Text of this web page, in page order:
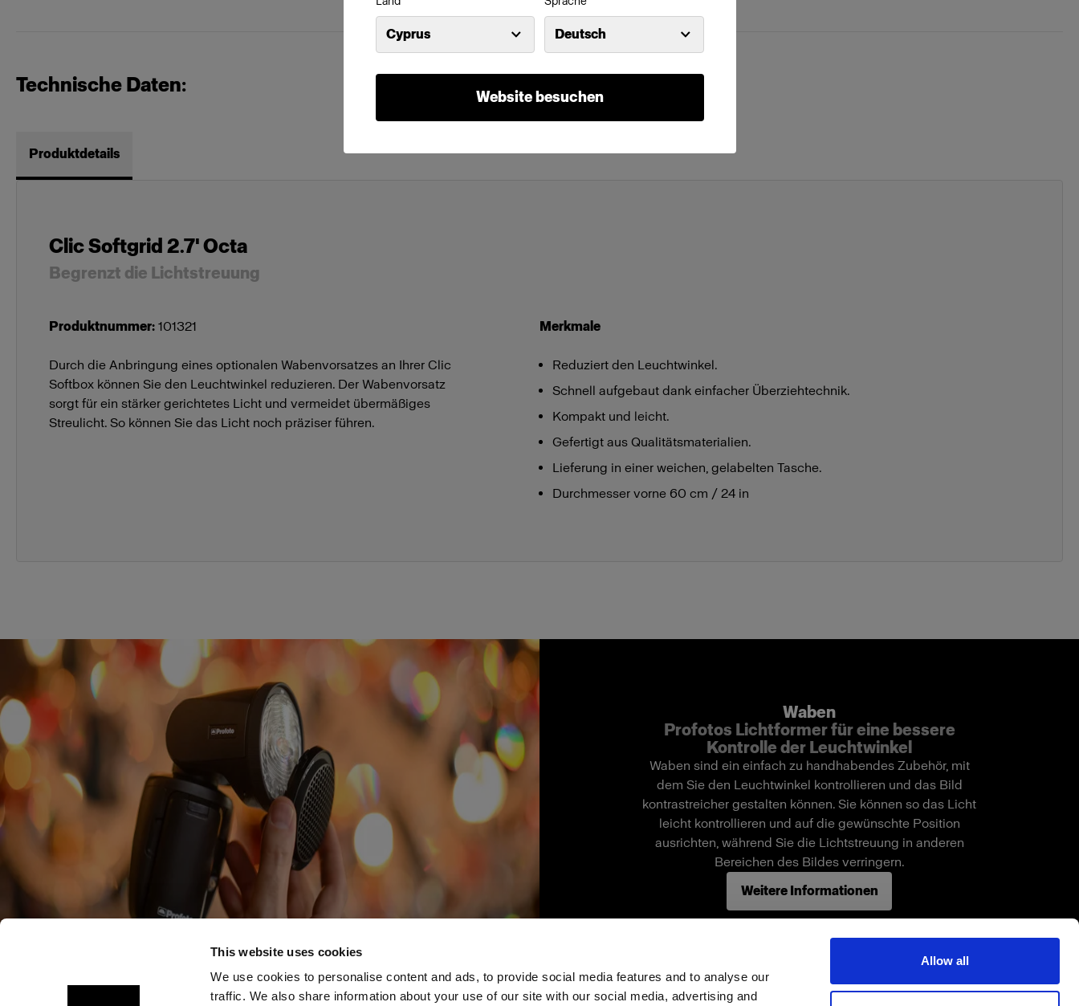
This website uses cookies
We use cookies to personalise content and ads, to provide social media features and to analyse our
traffic. We also share information about your use of our site with our social media, advertising and
Allow all
Cyprus Deutsch
Website besuchen
Technische Daten:
Produktdetails
Clic Softgrid 2.7' Octa
Begrenzt die Lichtstreuung
Produktnummer: 101321
Durch die Anbringung eines optionalen Wabenvorsatzes an Ihrer Clic
Softbox können Sie den Leuchtwinkel reduzieren. Der Wabenvorsatz
sorgt für ein stärker gerichtetes Licht und vermeidet übermäßiges
Streulicht. So können Sie das Licht noch präziser führen.
Merkmale
Reduziert den Leuchtwinkel.
Schnell aufgebaut dank einfacher Überziehtechnik.
Kompakt und leicht.
Gefertigt aus Qualitätsmaterialien.
Lieferung in einer weichen, gelabelten Tasche.
Durchmesser vorne 60 cm / 24 in
Waben
Profotos Lichtformer für eine bessere
Kontrolle der Leuchtwinkel
Waben sind ein einfach zu handhabendes Zubehör, mit
dem Sie den Leuchtwinkel kontrollieren und das Bild
kontrastreicher gestalten können. Sie können so das Licht
leicht kontrollieren und auf die gewünschte Position
ausrichten, während Sie die Lichtstreuung in anderen
Bereichen des Bildes verringern.
Weitere Informationen